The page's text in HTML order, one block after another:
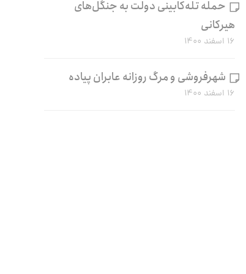
حمله تله‌کابینی دولت به جنگل‌های
هیرکانی
۱۶ اسفند ۱۴۰۰
شهرفروشی و مرگ روزانه عابران پیاده
۱۶ اسفند ۱۴۰۰